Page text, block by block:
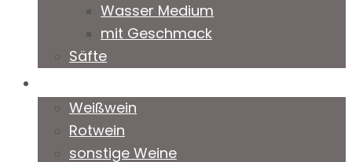
Wasser Medium
mit Geschmack
Säfte
Weißwein
Rotwein
sonstige Weine